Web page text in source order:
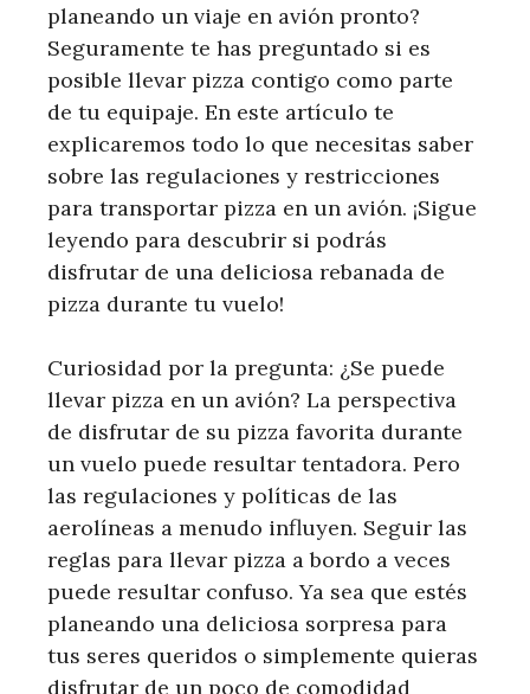
planeando un viaje en avión pronto?
Seguramente te has preguntado si es
posible llevar pizza contigo como parte
de tu equipaje. En este artículo te
explicaremos todo lo que necesitas saber
sobre las regulaciones y restricciones
para transportar pizza en un avión. ¡Sigue
leyendo para descubrir si podrás
disfrutar de una deliciosa rebanada de
pizza durante tu vuelo!
Curiosidad por la pregunta: ¿Se puede
llevar pizza en un avión? La perspectiva
de disfrutar de su pizza favorita durante
un vuelo puede resultar tentadora. Pero
las regulaciones y políticas de las
aerolíneas a menudo influyen. Seguir las
reglas para llevar pizza a bordo a veces
puede resultar confuso. Ya sea que estés
planeando una deliciosa sorpresa para
tus seres queridos o simplemente quieras
disfrutar de un poco de comodidad